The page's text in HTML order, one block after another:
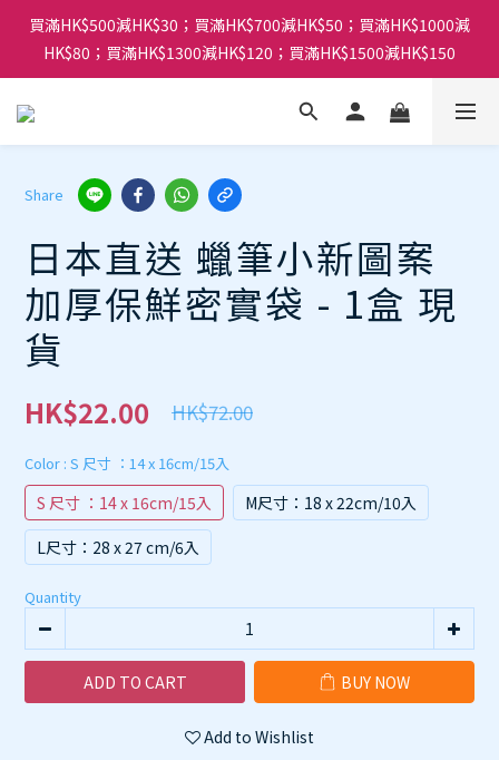
買滿HK$500減HK$30；買滿HK$700減HK$50；買滿HK$1000減
HK$80；買滿HK$1300減HK$120；買滿HK$1500減HK$150
Share
日本直送 蠟筆小新圖案
加厚保鮮密實袋 - 1盒 現
貨
HK$22.00 HK$72.00
Color : S 尺寸 ：14 x 16cm/15入
S 尺寸 ：14 x 16cm/15入
M尺寸：18 x 22cm/10入
L尺寸：28 x 27 cm/6入
Quantity
ADD TO CART BUY NOW
Add to Wishlist